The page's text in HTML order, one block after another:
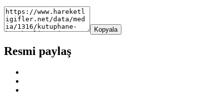
Kopyala
Resmi paylaş